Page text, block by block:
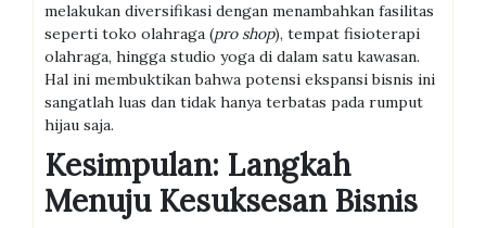
melakukan diversifikasi dengan menambahkan fasilitas
seperti toko olahraga (pro shop), tempat fisioterapi
olahraga, hingga studio yoga di dalam satu kawasan.
Hal ini membuktikan bahwa potensi ekspansi bisnis ini
sangatlah luas dan tidak hanya terbatas pada rumput
hijau saja.
Kesimpulan: Langkah
Menuju Kesuksesan Bisnis